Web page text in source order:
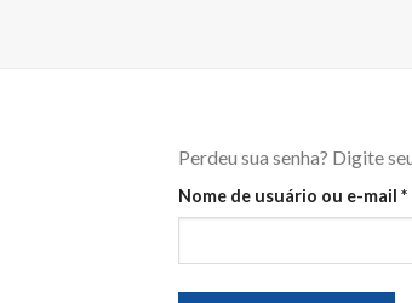
Perdeu sua senha? Digite
Nome de usuário ou e-mail *